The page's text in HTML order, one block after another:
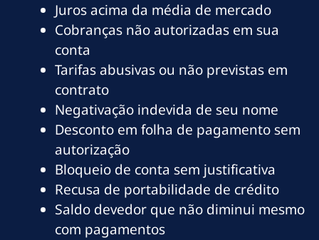
Juros acima da média de mercado
Cobranças não autorizadas em sua
conta
Tarifas abusivas ou não previstas em
contrato
Negativação indevida de seu nome
Desconto em folha de pagamento sem
autorização
Bloqueio de conta sem justificativa
Recusa de portabilidade de crédito
Saldo devedor que não diminui mesmo
com pagamentos